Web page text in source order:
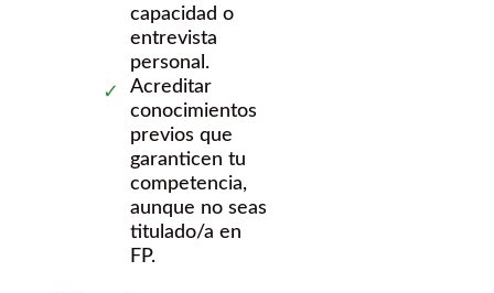
capacidad o
entrevista
personal.
Acreditar
conocimientos
previos que
garanticen tu
competencia,
aunque no seas
titulado/a en
FP.